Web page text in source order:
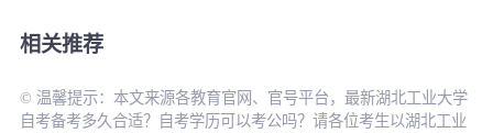
相关推荐
© 温馨提示：本文来源各教育官网、官号平台，最新湖北工业大学
自考备考多久合适？自考学历可以考公吗？请各位考生以湖北工业